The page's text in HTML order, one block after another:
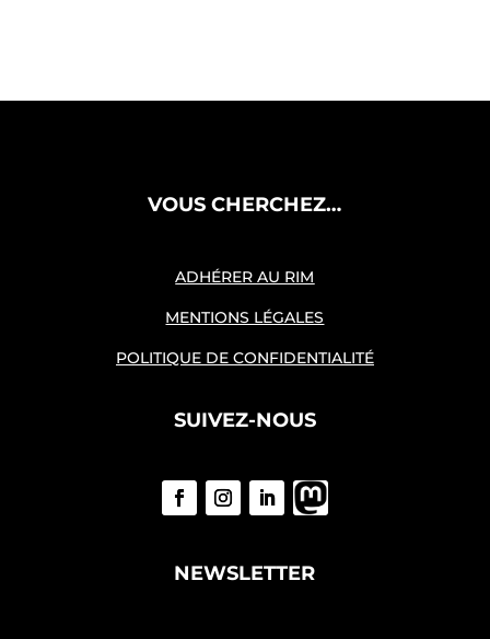
VOUS CHERCHEZ…
ADHÉRER AU RIM
MENTIONS LÉGALES
POLITIQUE DE CONFIDENTIALITÉ
SUIVEZ-NOUS
NEWSLETTER